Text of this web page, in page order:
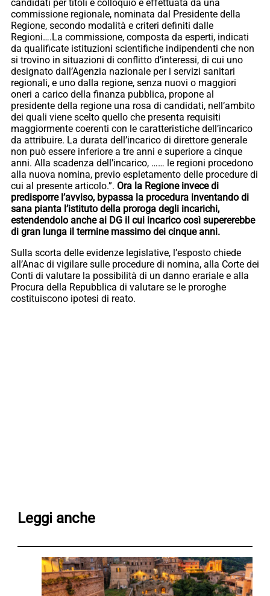
candidati per titoli e colloquio è effettuata da una
commissione regionale, nominata dal Presidente della
Regione, secondo modalità e criteri definiti dalle
Regioni….La commissione, composta da esperti, indicati
da qualificate istituzioni scientifiche indipendenti che non
si trovino in situazioni di conflitto d’interessi, di cui uno
designato dall’Agenzia nazionale per i servizi sanitari
regionali, e uno dalla regione, senza nuovi o maggiori
oneri a carico della finanza pubblica, propone al
presidente della regione una rosa di candidati, nell’ambito
dei quali viene scelto quello che presenta requisiti
maggiormente coerenti con le caratteristiche dell’incarico
da attribuire. La durata dell’incarico di direttore generale
non può essere inferiore a tre anni e superiore a cinque
anni. Alla scadenza dell’incarico, …… le regioni procedono
alla nuova nomina, previo espletamento delle procedure di
cui al presente articolo.”. Ora la Regione invece di
predisporre l’avviso, bypassa la procedura inventando di
sana pianta l’istituto della proroga degli incarichi,
estendendolo anche ai DG il cui incarico così supererebbe
di gran lunga il termine massimo dei cinque anni.
Sulla scorta delle evidenze legislative, l’esposto chiede
all’Anac di vigilare sulle procedure di nomina, alla Corte dei
Conti di valutare la possibilità di un danno erariale e alla
Procura della Repubblica di valutare se le proroghe
costituiscono ipotesi di reato.
Leggi anche